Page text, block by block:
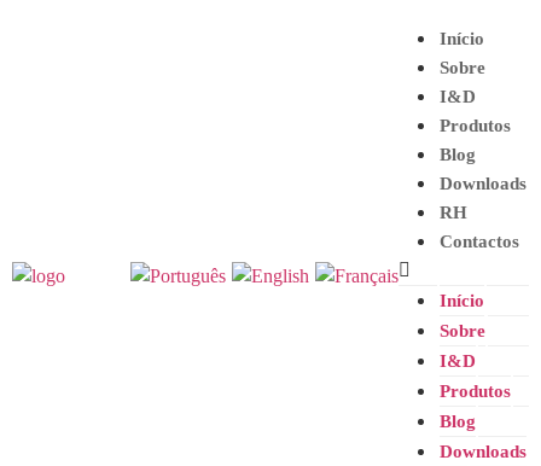
Início
Sobre
I&D
Produtos
Blog
Downloads
RH
Contactos
Início
Sobre
I&D
Produtos
Blog
Downloads